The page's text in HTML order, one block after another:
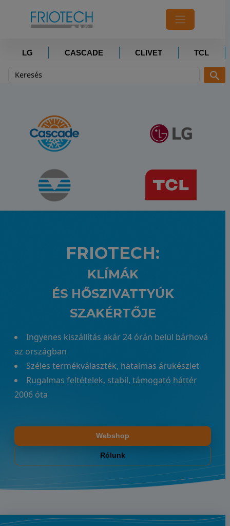
LG CASCADE CLIVET TCL
FRIOTECH:
KLÍMÁK
ÉS HŐSZIVATTYÚK
SZAKÉRTŐJE
Ingyenes kiszállítás akár 24 órán belül bárhová
az országban
Széles termékválaszték, hatalmas árukészlet
Rugalmas feltételek, stabil, támogató háttér
2006 óta
Webshop
Rólunk